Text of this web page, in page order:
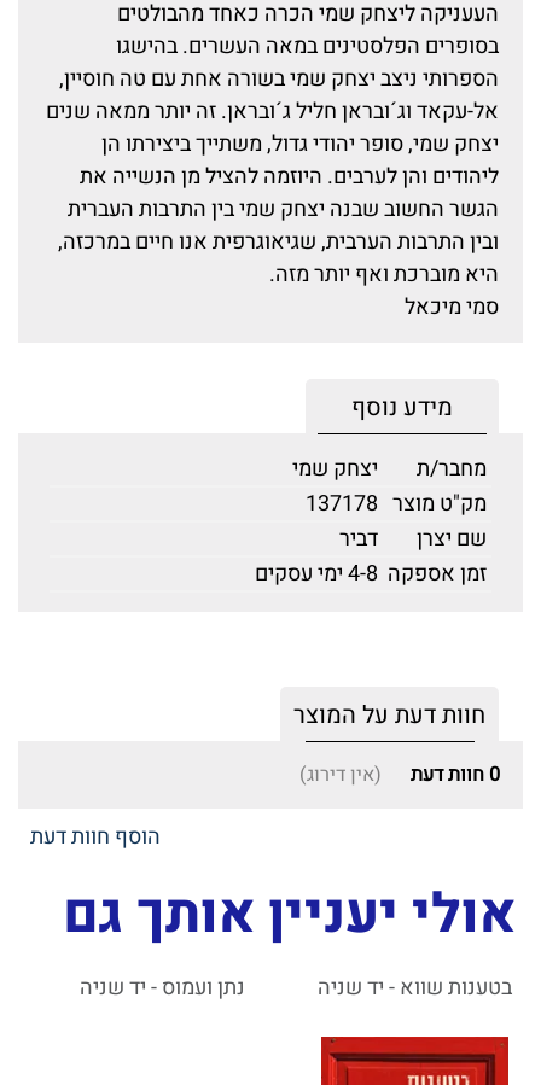
העעניקה ליצחק שמי הכרה כאחד מהבולטים
בסופרים הפלסטינים במאה העשרים. בהישגו
הספרותי ניצב יצחק שמי בשורה אחת עם טה חוסיין,
אל-עקאד וג´ובראן חליל ג´ובראן. זה יותר ממאה שנים
יצחק שמי, סופר יהודי גדול, משתייך ביצירתו הן
ליהודים והן לערבים. היוזמה להציל מן הנשייה את
הגשר החשוב שבנה יצחק שמי בין התרבות העברית
ובין התרבות הערבית, שגיאוגרפית אנו חיים במרכזה,
היא מוברכת ואף יותר מזה.
סמי מיכאל
מידע נוסף
מחבר/ת
יצחק שמי
מק"ט מוצר 137178
שם יצרן
דביר
זמן אספקה 4-8 ימי עסקים
חוות דעת על המוצר
0 חוות דעת (אין דירוג)
הוסף חוות דעת
אולי יעניין אותך גם
בטענות שווא - יד שניה נתן ועמוס - יד שניה